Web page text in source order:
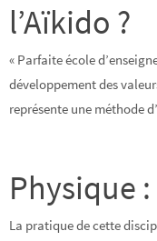
l’Aïkido ?
« Parfaite école
développement des
représente une méthode
Physique :
La pratique de cette